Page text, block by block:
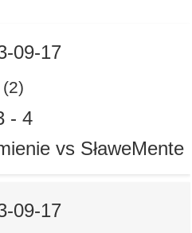
09-17
(2)
- 4
vs SławeMente
09-17